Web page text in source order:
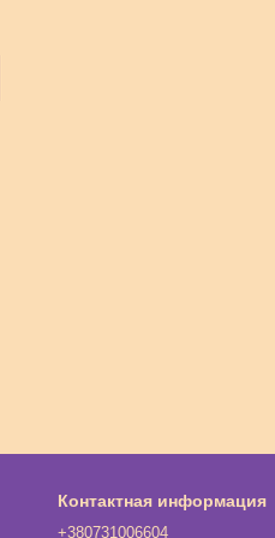
Контактная информация
+380731006604